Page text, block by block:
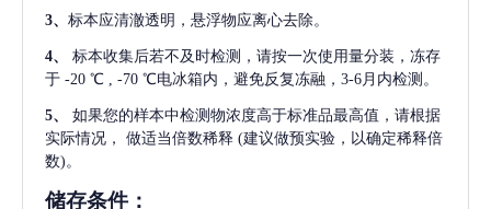
3、 标本应清澈透明，悬浮物应离心去除。
4、
标本收集后若不及时检测，请按一次使用量分装，冻存
于 -20 ℃ , -70 ℃电冰箱内，避免反复冻融，3-6月内检测。
5、
如果您的样本中检测物浓度高于标准品最高值，请根据
实际情况，
做适当倍数稀释 (建议做预实验，以确定稀释倍
数)。
储存条件：